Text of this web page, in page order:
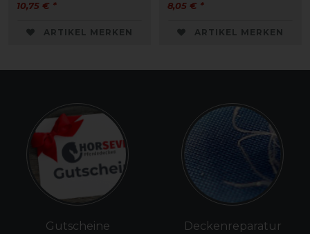
10,75 € *
ARTIKEL MERKEN
8,05 € *
ARTIKEL MERKEN
Gutscheine Deckenreparatur